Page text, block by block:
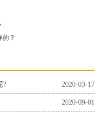
？
2020-03-17
?
2020-09-01